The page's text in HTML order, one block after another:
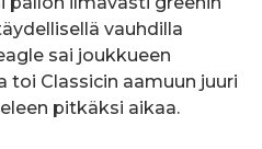
vauhdilla
sai joukkueen
toi Classicin aamuun juuri
pitkäksi aikaa.